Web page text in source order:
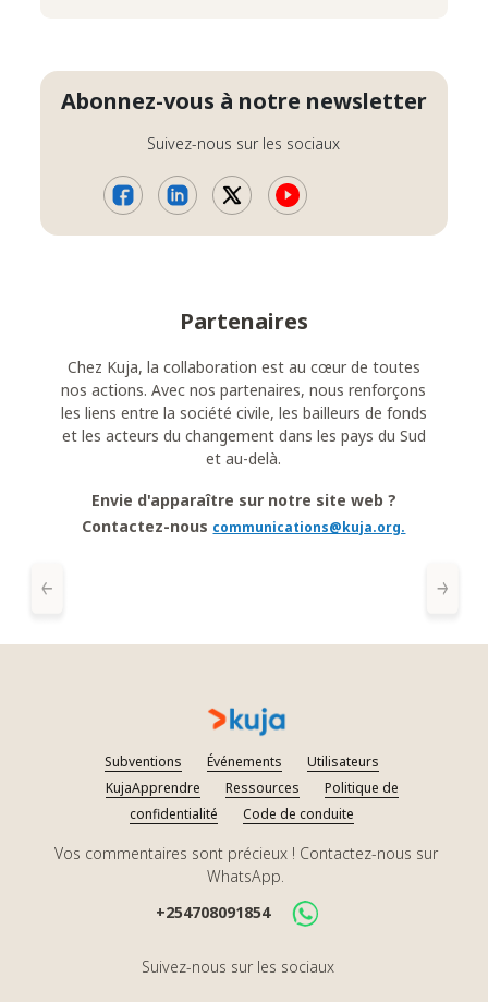
Abonnez-vous à notre newsletter
Suivez-nous sur les sociaux
Partenaires
Chez Kuja, la collaboration est au cœur de toutes
nos actions. Avec nos partenaires, nous renforçons
les liens entre la société civile, les bailleurs de fonds
et les acteurs du changement dans les pays du Sud
et au-delà.
Envie d'apparaître sur notre site web ?
Contactez-nous communications@kuja.org.
Précédent
Subventions Événements
Utilisateurs
KujaApprendre
Ressources
Politique de
confidentialité
Code de conduite
Vos commentaires sont précieux ! Contactez-nous sur
WhatsApp.
+254708091854
Suivez-nous sur les sociaux